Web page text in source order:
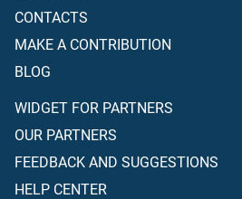
CONTACTS
MAKE A CONTRIBUTION
BLOG
WIDGET FOR PARTNERS
OUR PARTNERS
FEEDBACK AND SUGGESTIONS
HELP CENTER